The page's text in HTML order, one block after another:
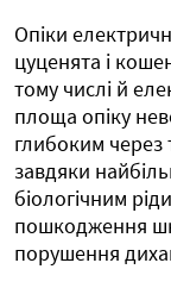
Опіки
цуценята і
тому числі й
площа опіку
глибоким через
завдяки
біологічним
пошкодження
порушення